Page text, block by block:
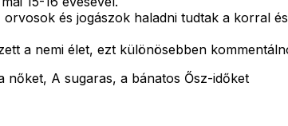
és jogászok haladni tudtak a korral
a nemi élet, ezt különösebben
nőket, A sugaras, a bánatos Ősz-időket